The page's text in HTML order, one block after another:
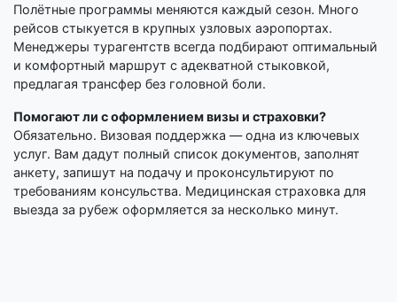
Полётные программы меняются каждый сезон. Много
рейсов стыкуется в крупных узловых аэропортах.
Менеджеры турагентств всегда подбирают оптимальный
и комфортный маршрут с адекватной стыковкой,
предлагая трансфер без головной боли.
Помогают ли с оформлением визы и страховки?
Обязательно. Визовая поддержка — одна из ключевых
услуг. Вам дадут полный список документов, заполнят
анкету, запишут на подачу и проконсультируют по
требованиям консульства. Медицинская страховка для
выезда за рубеж оформляется за несколько минут.